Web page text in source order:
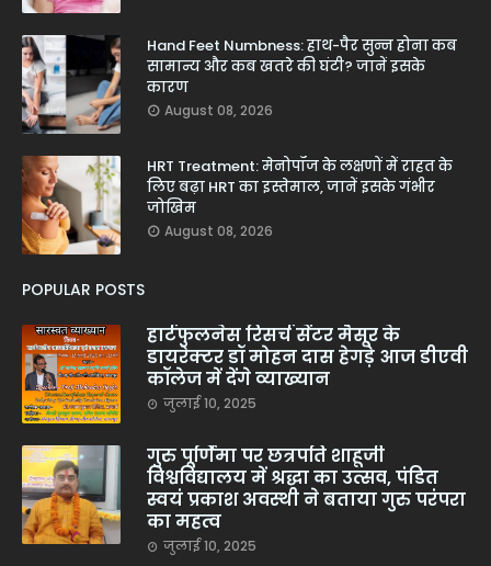
Hand Feet Numbness: हाथ-पैर सुन्न होना कब
सामान्य और कब खतरे की घंटी? जानें इसके
कारण
August 08, 2026
HRT Treatment: मेनोपॉज के लक्षणों में राहत के
लिए बढ़ा HRT का इस्तेमाल, जानें इसके गंभीर
जोखिम
August 08, 2026
POPULAR POSTS
हार्टफुलनेस रिसर्च सेंटर मैसूर के
डायरेक्टर डॉ मोहन दास हेगड़े आज डीएवी
कॉलेज में देंगे व्याख्यान
जुलाई 10, 2025
गुरु पूर्णिमा पर छत्रपति शाहूजी
विश्वविद्यालय में श्रद्धा का उत्सव, पंडित
स्वयं प्रकाश अवस्थी ने बताया गुरु परंपरा
का महत्व
जुलाई 10, 2025